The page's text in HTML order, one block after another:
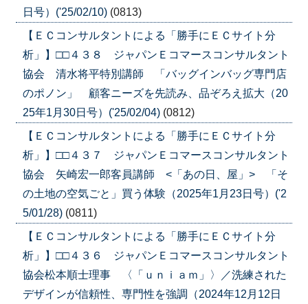
日号）('25/02/10) (0813)
【ＥＣコンサルタントによる「勝手にＥＣサイト分
析」】□□４３８ ジャパンＥコマースコンサルタント
協会 清水将平特別講師 「バッグインバッグ専門店
のポノン」 顧客ニーズを先読み、品ぞろえ拡大（20
25年1月30日号）('25/02/04) (0812)
【ＥＣコンサルタントによる「勝手にＥＣサイト分
析」】□□４３７ ジャパンＥコマースコンサルタント
協会 矢崎宏一郎客員講師 <「あの日、屋」> 「そ
の土地の空気ごと」買う体験（2025年1月23日号）('2
5/01/28) (0811)
【ＥＣコンサルタントによる「勝手にＥＣサイト分
析」】□□４３６ ジャパンＥコマースコンサルタント
協会松本順士理事 〈「ｕｎｉａｍ」〉／洗練された
デザインが信頼性、専門性を強調（2024年12月12日